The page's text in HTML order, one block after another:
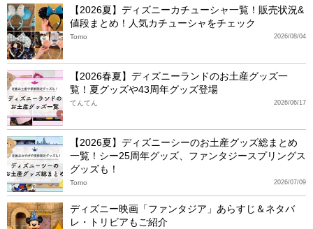
【2026夏】ディズニーカチューシャ一覧！販売状況&
値段まとめ！人気カチューシャをチェック
2026/08/04
Tomo
【2026春夏】ディズニーランドのお土産グッズ一
覧！夏グッズや43周年グッズ登場
2026/06/17
てんてん
【2026夏】ディズニーシーのお土産グッズ総まとめ
一覧！シー25周年グッズ、ファンタジースプリングス
グッズも！
2026/07/09
Tomo
ディズニー映画「ファンタジア」あらすじ＆ネタバ
レ・トリビアもご紹介